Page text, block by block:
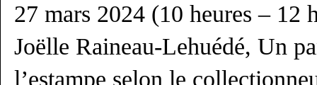
27 mars 2024 (10 heures – 12
Joëlle Raineau-Lehuédé, Un
l’estampe selon le